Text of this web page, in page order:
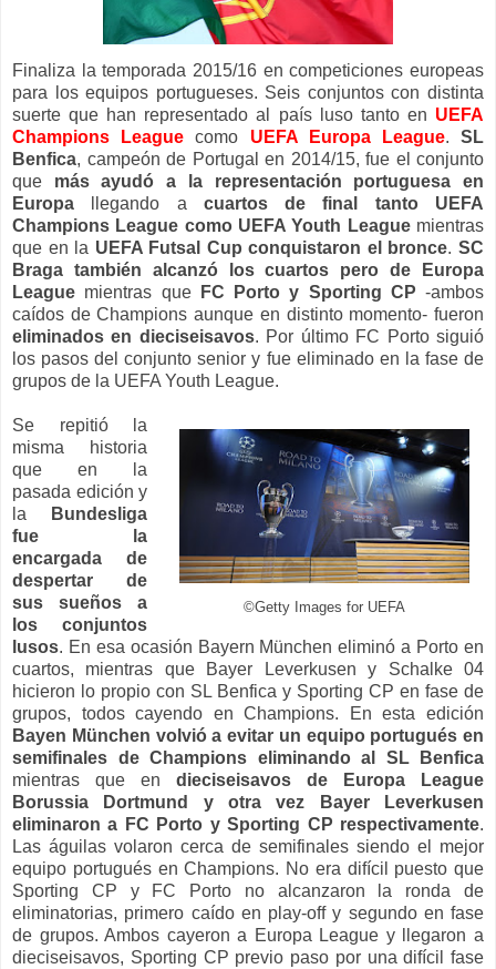
Finaliza la temporada 2015/16 en competiciones europeas
para los equipos portugueses. Seis conjuntos con distinta
suerte que han representado al país luso tanto en UEFA
Champions League como UEFA Europa League.SL
Benfica, campeón de Portugal en 2014/15, fue el conjunto
que más ayudó a la representación portuguesa en
Europa llegando a cuartos de final tanto UEFA
Champions League como UEFA Youth Leaguemientras
que en la UEFA Futsal Cup conquistaron el bronce.SC
Braga también alcanzó los cuartos pero de Europa
League mientras que FC Porto y Sporting CP -ambos
caídos de Champions aunque en distinto momento- fueron
eliminados en dieciseisavos. Por último FC Porto siguió
los pasos del conjunto senior y fue eliminado en la fase de
grupos de la UEFA Youth League.
©Getty Images for UEFA
Se repitió la
misma historia
que en la
pasada edición y
la
Bundesliga
fue la
encargada de
despertar de
sus sueños a
los conjuntos
lusos. En esa ocasión Bayern München eliminó a Porto en
cuartos, mientras que Bayer Leverkusen y Schalke 04
hicieron lo propio con SL Benfica y Sporting CP en fase de
grupos, todos cayendo en Champions. En esta edición
Bayen München volvió a evitar un equipo portugués en
semifinales de Champions eliminando al SL Benfica
mientras que en dieciseisavos de Europa League
Borussia Dortmund y otra vez Bayer Leverkusen
eliminaron a FC Porto y Sporting CP respectivamente.
Las águilas volaron cerca de semifinales siendo el mejor
equipo portugués en Champions. No era difícil puesto que
Sporting CP y FC Porto no alcanzaron la ronda de
eliminatorias, primero caído en play-off y segundo en fase
de grupos. Ambos cayeron a Europa League y llegaron a
dieciseisavos, Sporting CP previo paso por una difícil fase